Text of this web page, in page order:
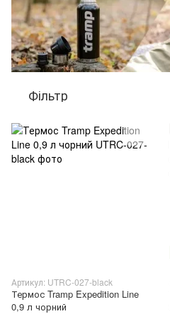
Фільтр
Артикул: UTRC-027-black
Термос Tramp Expedition Line
0,9 л чорний